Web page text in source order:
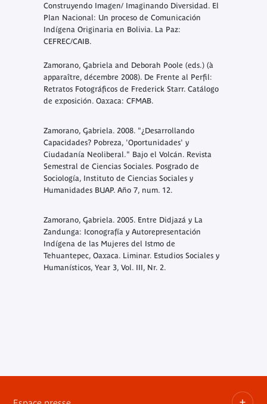
Construyendo Imagen/ Imaginando Diversidad. El
Plan Nacional: Un proceso de Comunicación
Indígena Originaria en Bolivia. La Paz:
CEFREC/CAIB.
Zamorano, Gabriela and Deborah Poole (eds.) (à
apparaître, décembre 2008). De Frente al Perfil:
Retratos Fotográficos de Frederick Starr. Catálogo
de exposición. Oaxaca: CFMAB.
Zamorano, Gabriela. 2008. "¿Desarrollando
Capacidades? Pobreza, 'Oportunidades' y
Ciudadanía Neoliberal." Bajo el Volcán. Revista
Semestral de Ciencias Sociales. Posgrado de
Sociología, Instituto de Ciencias Sociales y
Humanidades BUAP. Año 7, num. 12.
Zamorano, Gabriela. 2005. Entre Didjazá y La
Zandunga: Iconografía y Autorepresentación
Indígena de las Mujeres del Istmo de
Tehuantepec, Oaxaca. Liminar. Estudios Sociales y
Humanísticos, Year 3, Vol. III, Nr. 2.